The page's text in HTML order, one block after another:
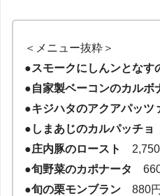
＜メニュー抜粋＞
●スモークにしんンとなす
●自家製ベーコンのカルボ
●キジハタのアクアパッ
●しまあじのカルパッチョ
●庄内豚のロースト
2,750
●旬野菜のカポナータ
●旬の栗モンブラン 880円